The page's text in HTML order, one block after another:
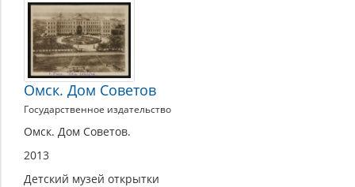
Омск. Дом Советов
Государственное издательство
Омск. Дом Советов.
2013
Детский музей открытки